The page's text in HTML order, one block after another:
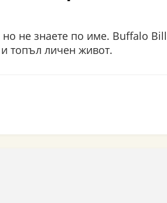
не знаете по име. Buffalo Bill
топъл личен живот.